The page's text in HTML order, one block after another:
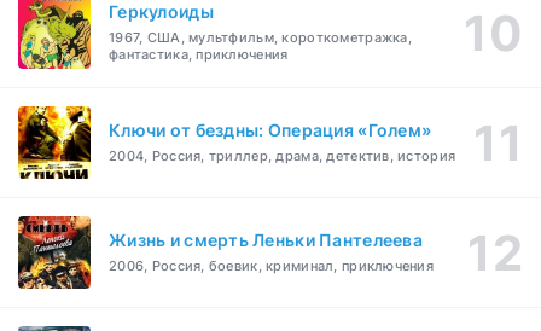
Геркулоиды
1967, США, мультфильм, короткометражка,
фантастика, приключения
Ключи от бездны: Операция «Голем»
2004, Россия, триллер, драма, детектив, история
Жизнь и смерть Леньки Пантелеева
2006, Россия, боевик, криминал, приключения